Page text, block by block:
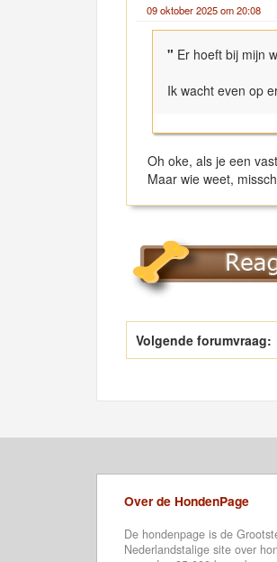
09 oktober 2025 om 20:08
" Er hoeft bij mijn
Ik wacht even op
Oh oke, als je een
Maar wie weet,
Volgende forumvraag:
Over de HondenPage
De hondenpage is de
Nederlandstalige site over